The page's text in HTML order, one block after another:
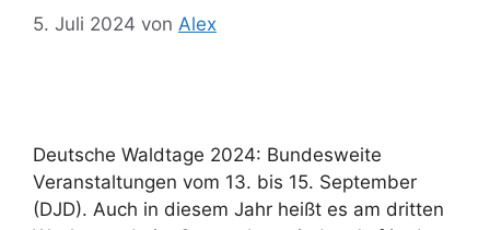
5. Juli 2024 von Alex
Deutsche Waldtage 2024: Bundesweite
Veranstaltungen vom 13. bis 15. September
(DJD). Auch in diesem Jahr heißt es am dritten